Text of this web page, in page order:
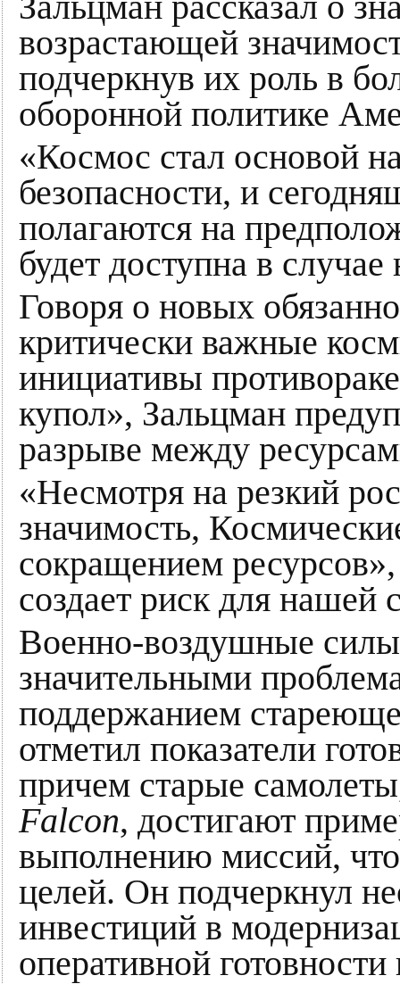
возрастающей
подчеркнув их роль в
оборонной политике
«Космос стал основой
безопасности, и
полагаются на
будет доступна в
Говоря о новых
критически важные
инициативы
купол», Зальцман
разрыве между
«Несмотря на резкий
значимость,
сокращением
создает риск для нашей
Военно-воздушные силы
значительными
поддержанием
отметил показатели
причем старые
Falcon, достигают
выполнению миссий,
целей. Он подчеркнул
инвестиций в
оперативной